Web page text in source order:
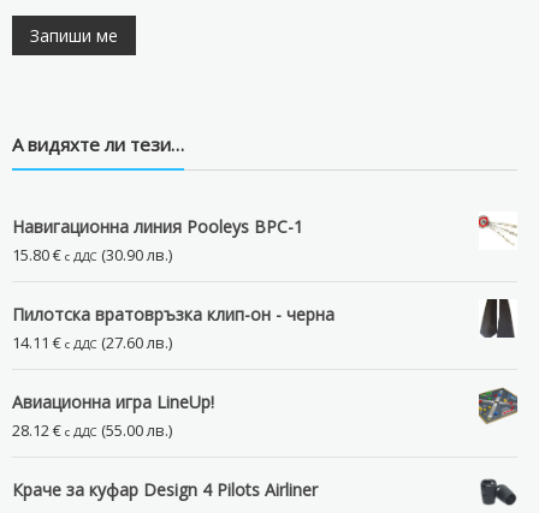
А видяхте ли тези…
Навигационна линия Pooleys BPC-1
15.80€ с ДДС (30.90 лв.)
Пилотска вратовръзка клип-он - черна
14.11 € с ДДС (27.60 лв.)
Авиационна игра LineUp!
28.12€ с ДДС (55.00 лв.)
Краче за куфар Design 4 Pilots Airliner